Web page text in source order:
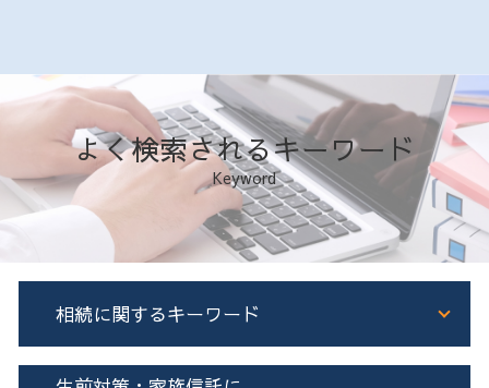
よく検索されるキーワード
Keyword
相続に関するキーワード
司法書士 遺言書